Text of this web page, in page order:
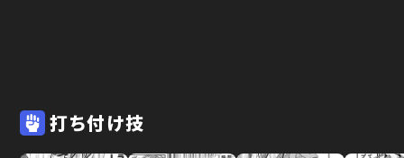
打ち付け技